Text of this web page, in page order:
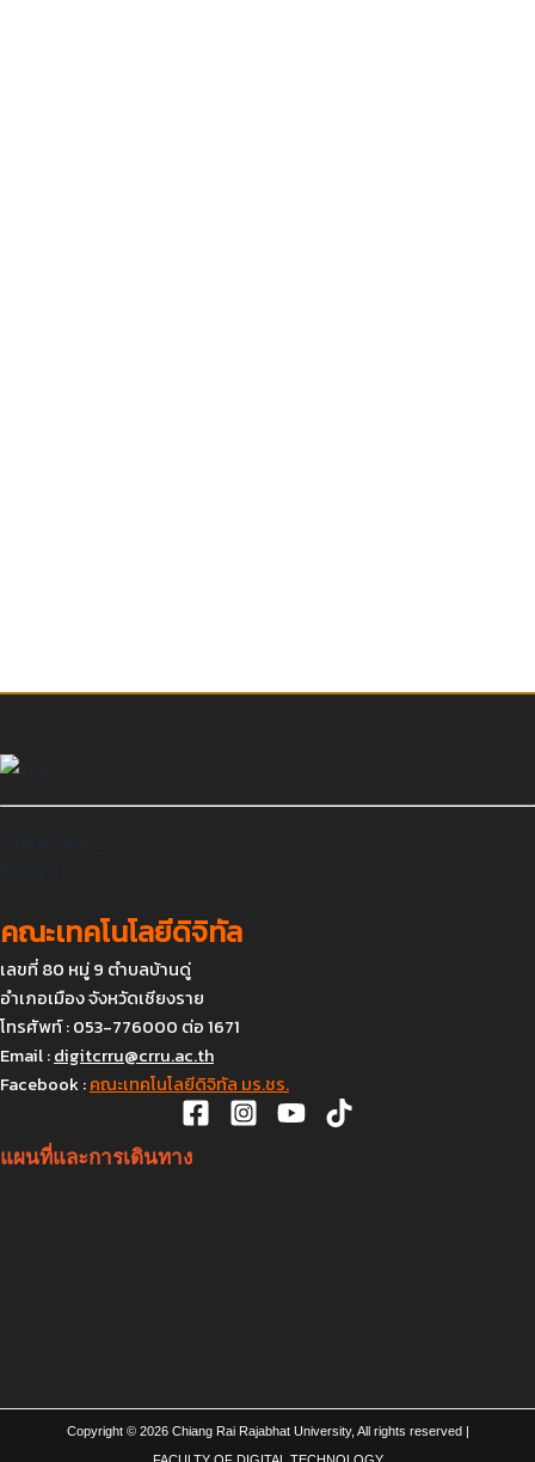
คณะเทคโนโลยีดิจิทัล
เลขที่ 80 หมู่ 9 ตำบลบ้านดู่
อำเภอเมือง จังหวัดเชียงราย
โทรศัพท์ : 053-776000 ต่อ 1671
Email :digitcrru@crru.ac.th
Facebook :คณะเทคโนโลยีดิจิทัล มร.ชร.
แผนที่และการเดินทาง
Copyright © 2026 Chiang Rai Rajabhat University, All rights reserved |